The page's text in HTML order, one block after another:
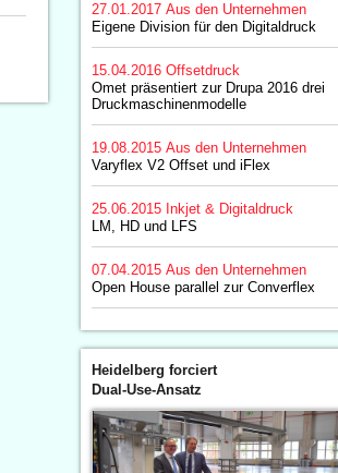
27.01.2017 Aus den Unternehmen
Eigene Division für den Digitaldruck
15.04.2016 Offsetdruck
Omet präsentiert zur Drupa 2016 drei
Druckmaschinenmodelle
19.08.2015 Aus den Unternehmen
Varyflex V2 Offset und iFlex
25.06.2015 Inkjet & Digitaldruck
LM, HD und LFS
07.04.2015 Aus den Unternehmen
Open House parallel zur Converflex
Heidelberg forciert
Dual-Use-Ansatz